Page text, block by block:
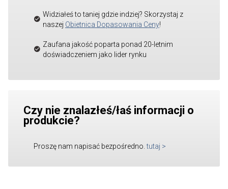
Widziałeś to taniej gdzie indziej? Skorzystaj z
naszej Obietnica Dopasowania Ceny!
Zaufana jakość poparta ponad 20-letnim
doświadczeniem jako lider rynku
Czy nie znalazłeś/łaś informacji o
produkcie?
Proszę nam napisać bezpośredno. tutaj >